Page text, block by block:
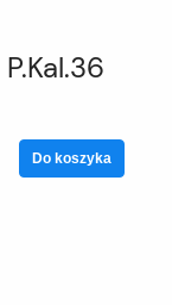
Do koszyka